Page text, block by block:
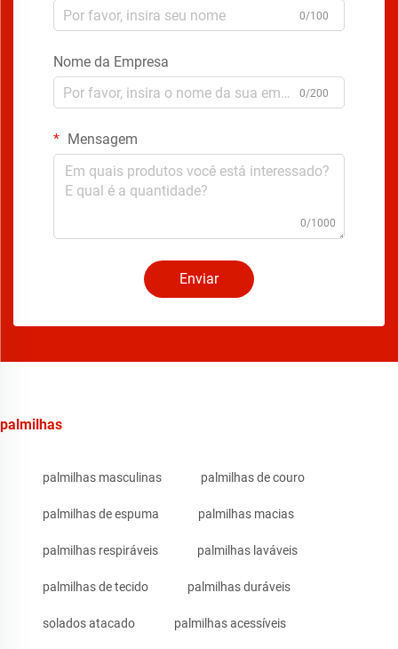
0/100
Nome da Empresa
0/200
Mensagem
0/1000
Enviar
palmilhas
palmilhas masculinas palmilhas de couro
palmilhas de espuma palmilhas macias
palmilhas respiráveis palmilhas laváveis
palmilhas de tecido palmilhas duráveis
solados atacado palmilhas acessíveis